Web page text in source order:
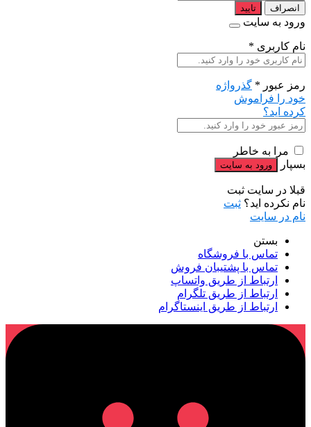
انصراف تایید
ورود به سایت
نام کاربری *
رمز عبور * گذرواژه
خود را فراموش
کرده اید؟
مرا به خاطر
بسپار
قبلا در سایت ثبت
نام نکرده اید؟ ثبت
نام در سایت
بستن
تماس با فروشگاه
تماس با پشتیبان فروش
ارتباط از طریق واتساپ
ارتباط از طریق تلگرام
ارتباط از طریق اینستاگرام